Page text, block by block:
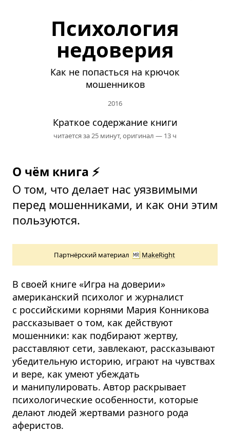
Психология
недоверия
Как не попасться на крючок
мошенников
2016
Краткое содержание книги
читается за 25 минут, оригинал — 13 ч
О чём книга ⚡
О том, что делает нас уязвимыми
перед мошенниками, и как они этим
пользуются.
Партнёрский материал MakeRight
В своей книге «Игра на доверии»
американский психолог и журналист
с российскими корнями Мария Конникова
рассказывает о том, как действуют
мошенники: как подбирают жертву,
расставляют сети, завлекают, рассказывают
убедительную историю, играют на чувствах
и вере, как умеют убеждать
и манипулировать. Автор раскрывает
психологические особенности, которые
делают людей жертвами разного рода
аферистов.